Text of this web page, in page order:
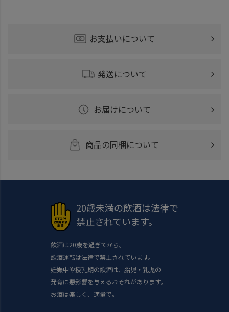
お支払いについて
発送について
お届けについて
商品の同梱について
20歳未満の飲酒は法律で
禁止されています。
飲酒は20歳を過ぎてから。
飲酒運転は法律で禁止されています。
妊娠中や授乳期の飲酒は、胎児・乳児の
発育に悪影響を与えるおそれがあります。
お酒は楽しく、適量で。